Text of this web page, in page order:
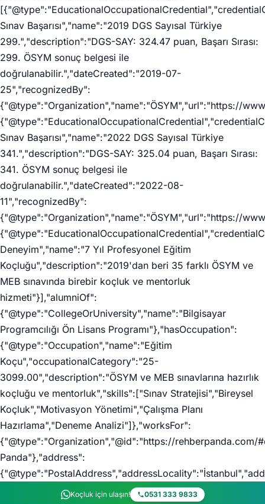
Sınav Başarısı","name":"2019 DGS Sayısal Türkiye
299.","description":"DGS-SAY: 324.47 puan, Başarı Sırası:
299. ÖSYM sonuç belgesi ile
doğrulanabilir.","dateCreated":"2019-07-
25","recognizedBy":
{"@type":"Organization","name":"ÖSYM","url":"https://
Sınav Başarısı","name":"2022 DGS Sayısal Türkiye
341.","description":"DGS-SAY: 325.04 puan, Başarı Sırası:
341. ÖSYM sonuç belgesi ile
doğrulanabilir.","dateCreated":"2022-08-
11","recognizedBy":
{"@type":"Organization","name":"ÖSYM","url":"https://
Deneyim","name":"7 Yıl Profesyonel Eğitim
Koçluğu","description":"2019'dan beri 35 farklı ÖSYM ve
MEB sınavında birebir koçluk ve mentorluk
hizmeti"}],"alumniOf":
{"@type":"CollegeOrUniversity","name":"Bilgisayar
Programcılığı Ön Lisans Programı"},"hasOccupation":
{"@type":"Occupation","name":"Eğitim
Koçu","occupationalCategory":"25-
3099.00","description":"ÖSYM ve MEB sınavlarına hazırlık
koçluğu ve mentorluk","skills":["Sınav Stratejisi","Bireysel
Koçluk","Motivasyon Yönetimi","Çalışma Planı
Hazırlama","Deneme Analizi"]},"worksFor":
{"@type":"Organization","@id":"https://rehberpanda.com/
Panda"},"address":
Ana içeriğe atlaKoçluk için ulaşın! 0531 333 9833